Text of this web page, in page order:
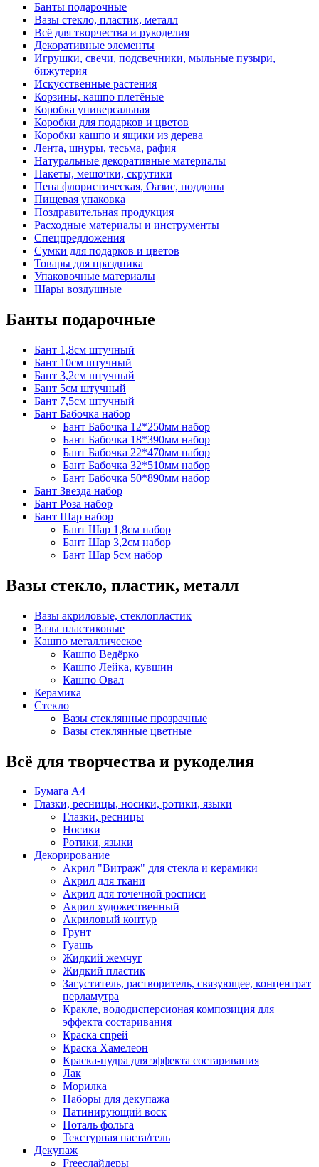
Банты подарочные
Вазы стекло, пластик, металл
Всё для творчества и рукоделия
Декоративные элементы
Игрушки, свечи, подсвечники, мыльные пузыри,
бижутерия
Искусственные растения
Корзины, кашпо плетёные
Коробка универсальная
Коробки для подарков и цветов
Коробки кашпо и ящики из дерева
Лента, шнуры, тесьма, рафия
Натуральные декоративные материалы
Пакеты, мешочки, скрутики
Пена флористическая, Оазис, поддоны
Пищевая упаковка
Поздравительная продукция
Расходные материалы и инструменты
Спецпредложения
Сумки для подарков и цветов
Товары для праздника
Упаковочные материалы
Шары воздушные
Банты подарочные
Бант 1,8см штучный
Бант 10см штучный
Бант 3,2см штучный
Бант 5см штучный
Бант 7,5см штучный
Бант Бабочка набор
Бант Бабочка 12*250мм набор
Бант Бабочка 18*390мм набор
Бант Бабочка 22*470мм набор
Бант Бабочка 32*510мм набор
Бант Бабочка 50*890мм набор
Бант Звезда набор
Бант Роза набор
Бант Шар набор
Бант Шар 1,8см набор
Бант Шар 3,2см набор
Бант Шар 5см набор
Вазы стекло, пластик, металл
Вазы акриловые, стеклопластик
Вазы пластиковые
Кашпо металлическое
Кашпо Ведёрко
Кашпо Лейка, кувшин
Кашпо Овал
Керамика
Стекло
Вазы стеклянные прозрачные
Вазы стеклянные цветные
Всё для творчества и рукоделия
Бумага А4
Глазки, ресницы, носики, ротики, языки
Глазки, ресницы
Носики
Ротики, языки
Декорирование
Акрил "Витраж" для стекла и керамики
Акрил для ткани
Акрил для точечной росписи
Акрил художественный
Акриловый контур
Грунт
Гуашь
Жидкий жемчуг
Жидкий пластик
Загуститель, растворитель, связующее, концентрат
перламутра
Кракле, вододисперсионая композиция для
эффекта состаривания
Краска спрей
Краска Хамелеон
Краска-пудра для эффекта состаривания
Лак
Морилка
Наборы для декупажа
Патинирующий воск
Поталь фольга
Текстурная паста/гель
Декупаж
Freeслайдеры